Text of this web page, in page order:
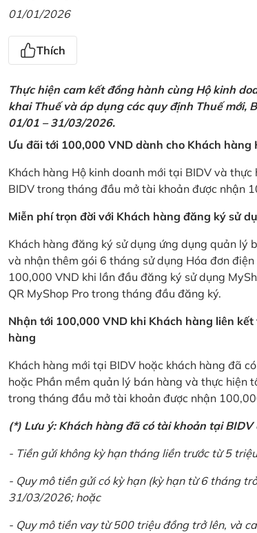
01/01/2026
Thích
Thực hiện cam kết đồng hành cùng Hộ kinh
khai Thuế và áp dụng các quy định Thuế mới,
01/01 – 31/03/2026.
Ưu đãi tới 100,000 VND dành cho Khách
Khách hàng Hộ kinh doanh mới tại BIDV và
BIDV trong tháng đầu mở tài khoản được nhận
Miễn phí trọn đời với Khách hàng đăng ký sử
Khách hàng đăng ký sử dụng ứng dụng quản
và nhận thêm gói 6 tháng sử dụng Hóa đơn
100,000 VND khi lần đầu đăng ký sử dụng
QR MyShop Pro trong tháng đầu đăng ký.
Nhận tới 100,000 VND khi Khách hàng liên
hàng
Khách hàng mới tại BIDV hoặc khách hàng đã
hoặc Phần mềm quản lý bán hàng và thực
trong tháng đầu mở tài khoản được nhận
(*) Lưu ý: Khách hàng đã có tài khoản tại
- Tiền gửi không kỳ hạn tháng liền trước từ 5
- Quy mô tiền gửi có kỳ hạn (kỳ hạn từ 6 tháng
31/03/2026; hoặc
- Quy mô tiền vay từ 500 triệu đồng trở lên, và